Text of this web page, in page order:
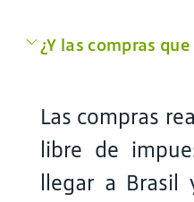
¿Y las compras
Las compras
libre de
llegar a